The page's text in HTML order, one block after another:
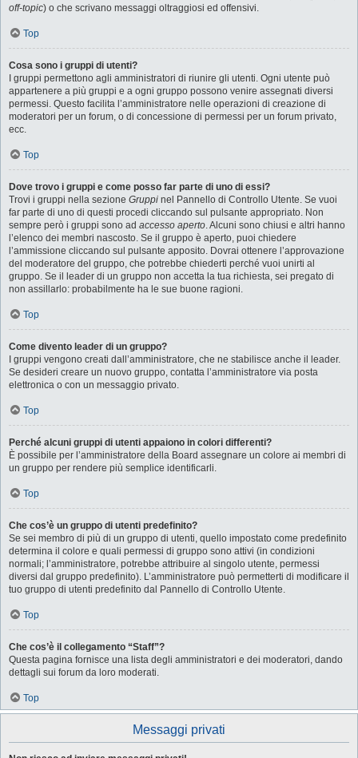
off-topic) o che scrivano messaggi oltraggiosi ed offensivi.
Top
Cosa sono i gruppi di utenti?
I gruppi permettono agli amministratori di riunire gli utenti. Ogni utente può
appartenere a più gruppi e a ogni gruppo possono venire assegnati diversi
permessi. Questo facilita l’amministratore nelle operazioni di creazione di
moderatori per un forum, o di concessione di permessi per un forum privato,
ecc.
Top
Dove trovo i gruppi e come posso far parte di uno di essi?
Trovi i gruppi nella sezione Gruppi nel Pannello di Controllo Utente. Se vuoi
far parte di uno di questi procedi cliccando sul pulsante appropriato. Non
sempre però i gruppi sono ad accesso aperto. Alcuni sono chiusi e altri hanno
l’elenco dei membri nascosto. Se il gruppo è aperto, puoi chiedere
l’ammissione cliccando sul pulsante apposito. Dovrai ottenere l’approvazione
del moderatore del gruppo, che potrebbe chiederti perché vuoi unirti al
gruppo. Se il leader di un gruppo non accetta la tua richiesta, sei pregato di
non assillarlo: probabilmente ha le sue buone ragioni.
Top
Come divento leader di un gruppo?
I gruppi vengono creati dall’amministratore, che ne stabilisce anche il leader.
Se desideri creare un nuovo gruppo, contatta l’amministratore via posta
elettronica o con un messaggio privato.
Top
Perché alcuni gruppi di utenti appaiono in colori differenti?
È possibile per l’amministratore della Board assegnare un colore ai membri di
un gruppo per rendere più semplice identificarli.
Top
Che cos’è un gruppo di utenti predefinito?
Se sei membro di più di un gruppo di utenti, quello impostato come predefinito
determina il colore e quali permessi di gruppo sono attivi (in condizioni
normali; l’amministratore, potrebbe attribuire al singolo utente, permessi
diversi dal gruppo predefinito). L’amministratore può permetterti di modificare il
tuo gruppo di utenti predefinito dal Pannello di Controllo Utente.
Top
Che cos’è il collegamento “Staff”?
Questa pagina fornisce una lista degli amministratori e dei moderatori, dando
dettagli sui forum da loro moderati.
Top
Messaggi privati